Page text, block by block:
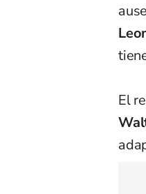
El